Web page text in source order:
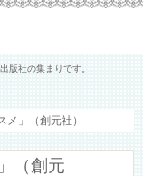
版社の集まりです。
メ」（創元社）
（創元